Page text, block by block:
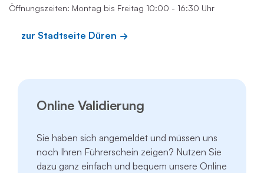
Öffnungszeiten: Montag bis Freitag 10:00 - 16:30 Uhr
zur Stadtseite Düren
Online Validierung
Sie haben sich angemeldet und müssen uns
noch Ihren Führerschein zeigen? Nutzen Sie
dazu ganz einfach und bequem unsere Online